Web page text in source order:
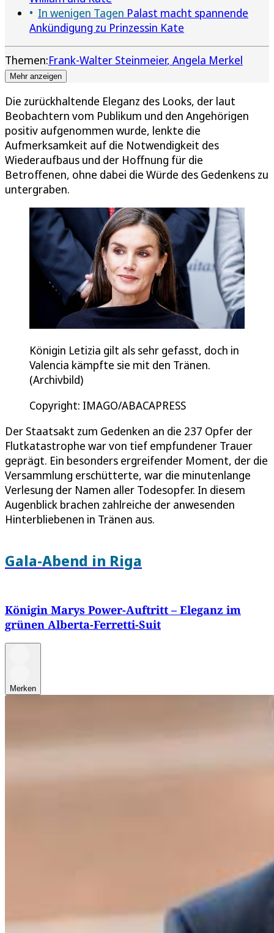
In wenigen Tagen Palast macht spannende
Ankündigung zu Prinzessin Kate
Themen:Frank-Walter Steinmeier Angela Merkel
Mehr anzeigen
Die zurückhaltende Eleganz des Looks, der laut
Beobachtern vom Publikum und den Angehörigen
positiv aufgenommen wurde, lenkte die
Aufmerksamkeit auf die Notwendigkeit des
Wiederaufbaus und der Hoffnung für die
Betroffenen, ohne dabei die Würde des Gedenkens zu
untergraben.
Königin Letizia gilt als sehr gefasst, doch in
Valencia kämpfte sie mit den Tränen.
(Archivbild)
Copyright: IMAGO/ABACAPRESS
Der Staatsakt zum Gedenken an die 237 Opfer der
Flutkatastrophe war von tief empfundener Trauer
geprägt. Ein besonders ergreifender Moment, der die
Versammlung erschütterte, war die minutenlange
Verlesung der Namen aller Todesopfer. In diesem
Augenblick brachen zahlreiche der anwesenden
Hinterbliebenen in Tränen aus.
Gala-Abend in Riga
Königin Marys Power-Auftritt – Eleganz im
grünen Alberta-Ferretti-Suit
Merken